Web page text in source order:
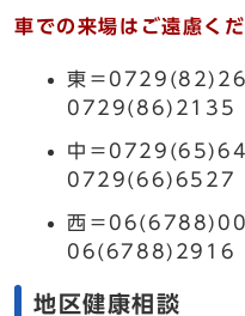
車での来場はご遠慮く
東＝
0729(86)2135
中＝
0729(66)6527
西＝
06(6788)2916
地区健康相談